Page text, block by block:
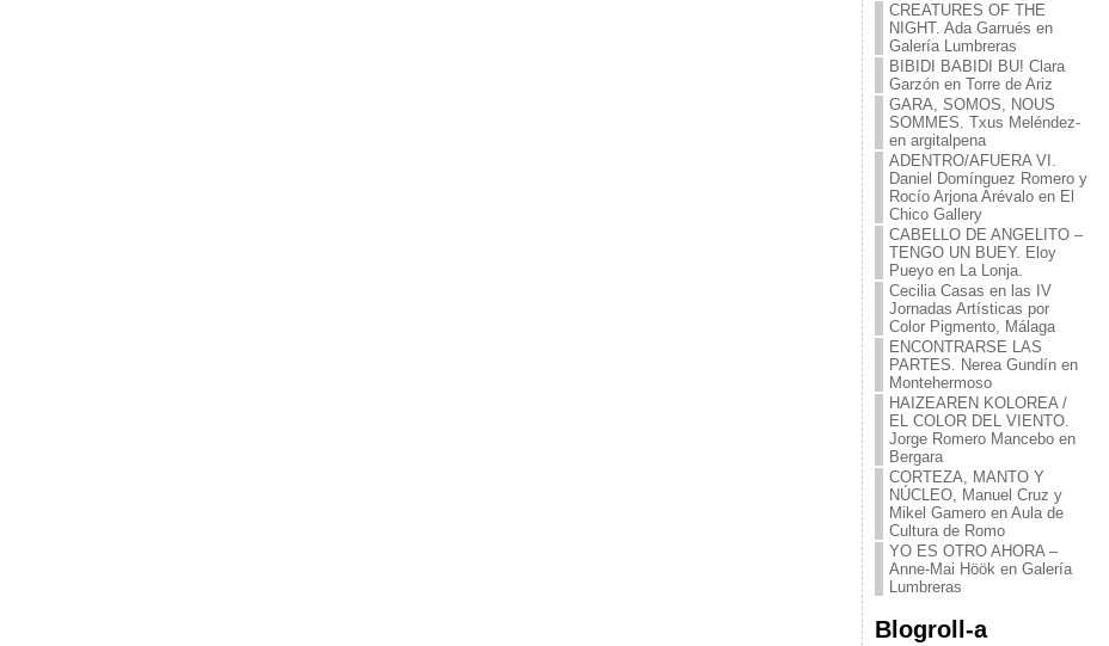
CREATURES OF THE
NIGHT. Ada Garrués en
Galería Lumbreras
BIBIDI BABIDI BU! Clara
Garzón en Torre de Ariz
GARA, SOMOS, NOUS
SOMMES. Txus Meléndez-
en argitalpena
ADENTRO/AFUERA VI.
Daniel Domínguez Romero y
Rocío Arjona Arévalo en El
Chico Gallery
CABELLO DE ANGELITO –
TENGO UN BUEY. Eloy
Pueyo en La Lonja.
Cecilia Casas en las IV
Jornadas Artísticas por
Color Pigmento, Málaga
ENCONTRARSE LAS
PARTES. Nerea Gundín en
Montehermoso
HAIZEAREN KOLOREA /
EL COLOR DEL VIENTO.
Jorge Romero Mancebo en
Bergara
CORTEZA, MANTO Y
NÚCLEO, Manuel Cruz y
Mikel Gamero en Aula de
Cultura de Romo
YO ES OTRO AHORA –
Anne-Mai Höök en Galería
Lumbreras
Blogroll-a